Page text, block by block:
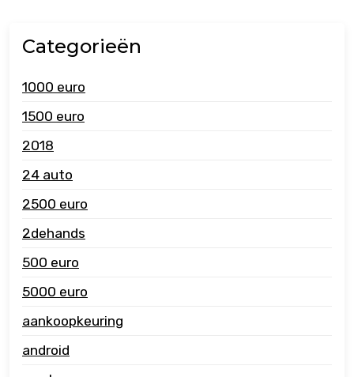
Categorieën
1000 euro
1500 euro
2018
24 auto
2500 euro
2dehands
500 euro
5000 euro
aankoopkeuring
android